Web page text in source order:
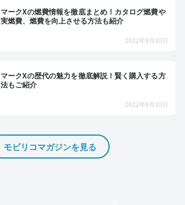
マークXの燃費情報を徹底まとめ！カタログ燃費や
実燃費、燃費を向上させる方法も紹介
2022年9月30日
マークXの歴代の魅力を徹底解説！賢く購入する方
法もご紹介
2022年9月30日
モビリコマガジンを見る